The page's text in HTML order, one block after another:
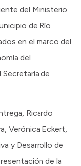
del Ministerio
de Río
en el marco del
del
de
Ricardo
Verónica Eckert,
y Desarrollo de
de la